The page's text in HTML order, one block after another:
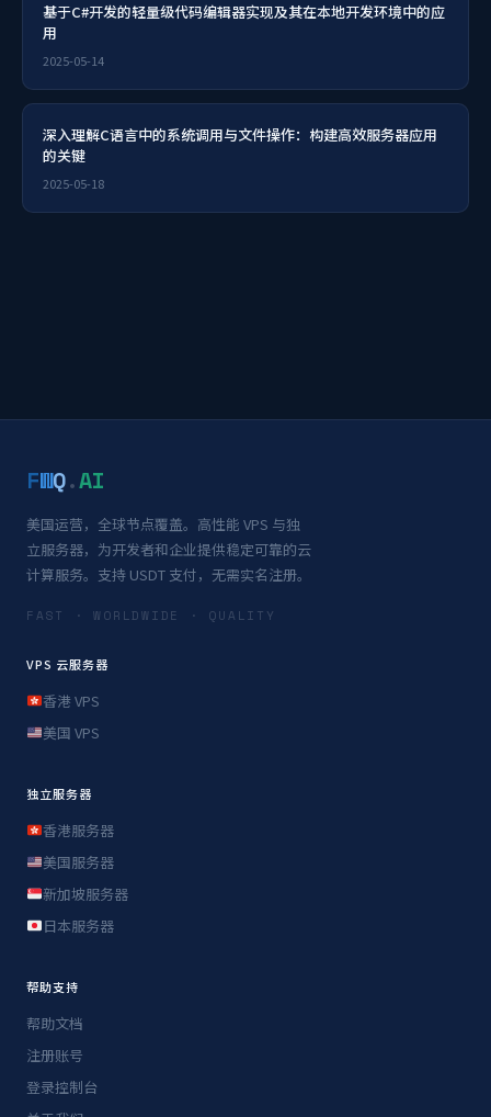
基于C#开发的轻量级代码编辑器实现及其在本地开发环境中的应
用
2025-05-14
深入理解C语言中的系统调用与文件操作：构建高效服务器应用
的关键
2025-05-18
FWQ.AI
美国运营，全球节点覆盖。高性能 VPS 与独
立服务器，为开发者和企业提供稳定可靠的云
计算服务。支持 USDT 支付，无需实名注册。
FAST · WORLDWIDE · QUALITY
VPS 云服务器
香港 VPS
美国 VPS
独立服务器
香港服务器
美国服务器
新加坡服务器
日本服务器
帮助支持
帮助文档
注册账号
登录控制台